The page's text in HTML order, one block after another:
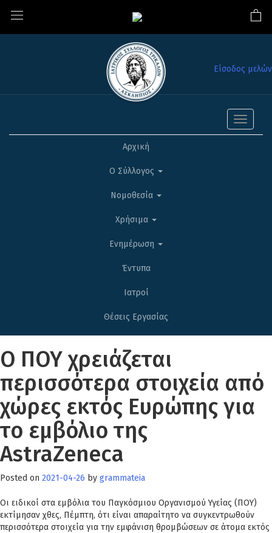
Είσοδος μελών
Toggle
Αρχική
Ο Σύλλογος
Νομοθεσία
Χρήσιμα
Ενημέρωση
Έντυπα
Ιατροί
Θέσεις Εργασίας
Ο ΠΟΥ χρειάζεται
περισσότερα στοιχεία από
χώρες εκτός Ευρώπης για
το εμβόλιο της
AstraZeneca
Posted on 2021-04-26 by grammateia
Οι ειδικοί στα εμβόλια του Παγκόσμιου Οργανισμού Υγείας (ΠΟΥ)
εκτίμησαν χθες, Πέμπτη, ότι είναι απαραίτητο να συγκεντρωθούν
περισσότερα στοιχεία για την εμφάνιση θρομβώσεων σε άτομα εκτός